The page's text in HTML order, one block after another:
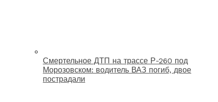
Смертельное ДТП на трассе Р-260 под
Морозовском: водитель ВАЗ погиб, двое
пострадали